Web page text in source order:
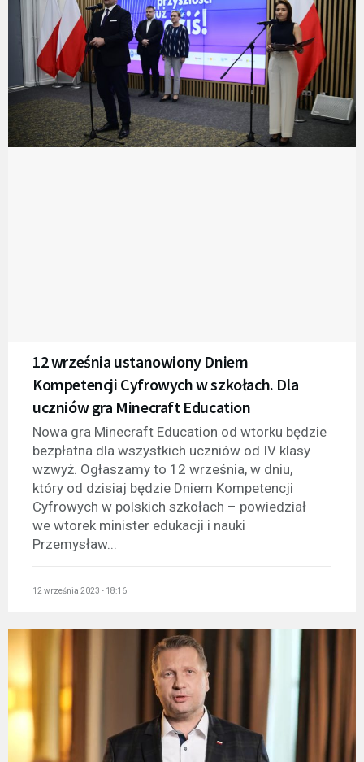
12 września ustanowiony Dniem
Kompetencji Cyfrowych w szkołach. Dla
uczniów gra Minecraft Education
Nowa gra Minecraft Education od wtorku będzie
bezpłatna dla wszystkich uczniów od IV klasy
wzwyż. Ogłaszamy to 12 września, w dniu,
który od dzisiaj będzie Dniem Kompetencji
Cyfrowych w polskich szkołach – powiedział
we wtorek minister edukacji i nauki
Przemysław...
12 września 2023 - 18:16